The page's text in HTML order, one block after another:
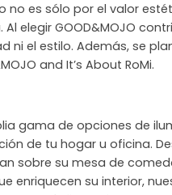
no es sólo por el valor
elegir GOOD&MOJO
ni el estilo. Además, se
and It’s About RoMi.
gama de opciones de
de tu hogar u oficina.
sobre su mesa de
enriquecen su interior,